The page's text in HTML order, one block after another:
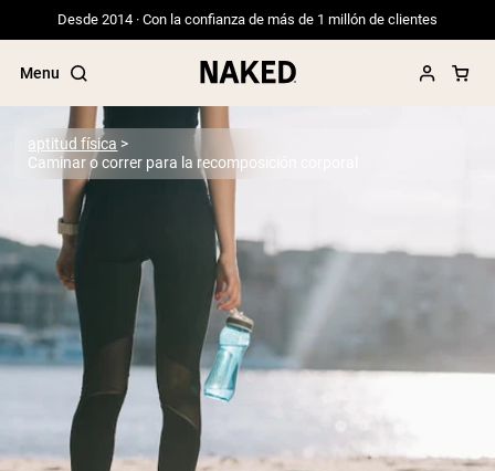
Desde 2014 · Con la confianza de más de 1 millón de clientes
Menu
Términos de Búsqueda Populares
”Protein Powder“
”Overnight Oats“
”Vegan protein“
”Collagen“
”Micellar Casein“
aptitud física
Caminar o correr para la recomposición corporal